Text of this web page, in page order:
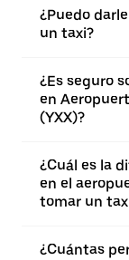
¿Puedo
un taxi?
¿Es seguro
en
(YXX)?
¿Cuál es la
en el
tomar un
¿Cuántas